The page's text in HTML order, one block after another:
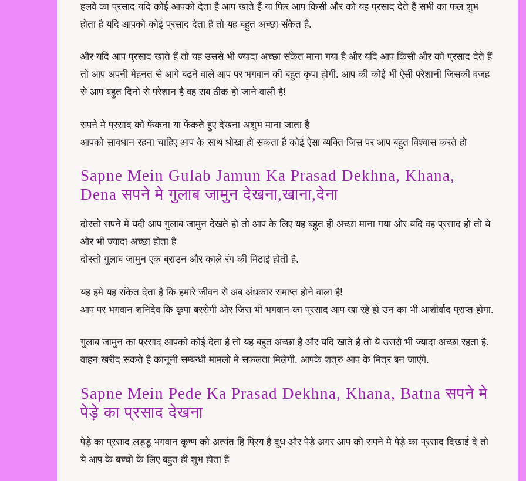
हलवे का प्रसाद यदि कोई आपको देता है आप खाते हैं या फिर आप किसी और को यह प्रसाद देते हैं सभी का फल शुभ
होता है यदि आपको कोई प्रसाद देता है तो यह बहुत अच्छा संकेत है.
और यदि आप प्रसाद खाते हैं तो यह उससे भी ज्यादा अच्छा संकेत माना गया है और यदि आप किसी और को प्रसाद देते हैं
तो आप अपनी मेहनत से आगे बढने वाले आप पर भगवान की बहुत कृपा होगी. आप की कोई भी ऐसी परेशानी जिसकी वजह
से आप बहुत दिनो से परेशान है वह सब ठीक हो जाने वाली है!
सपने मे प्रसाद को फेंकना या फेंकते हुए देखना अशुभ माना जाता है
आपको सावधान रहना चाहिए आप के साथ धोखा हो सकता है कोई ऐसा व्यक्ति जिस पर आप बहुत विश्वास करते हो
Sapne Mein Gulab Jamun Ka Prasad Dekhna, Khana,
Dena सपने मे गुलाब जामुन देखना,खाना,देना
दोस्तो सपने मे यदी आप गुलाब जामुन देखते हो तो आप के लिए यह बहुत ही अच्छा माना गया ओर यदि वह प्रसाद हो तो ये
ओर भी ज्यादा अच्छा होता है
दोस्तो गुलाब जामुन एक ब्राउन और काले रंग की मिठाई होती है.
यह हमे यह संकेत देता है कि हमारे जीवन से अब अंधकार समाप्त होने वाला है!
आप पर भगवान शनिदेव कि कृपा बरसेगी ओर जिस भी भगवान का प्रसाद आप खा रहे हो उन का भी आशीर्वाद प्राप्त होगा.
गुलाब जामुन का प्रसाद आपको कोई देता है तो यह बहुत अच्छा है और यदि खाते है तो ये उससे भी ज्यादा अच्छा रहता है.
वाहन खरीद सकते है कानूनी सम्बन्धी मामलो मे सफलता मिलेगी. आपके शत्रु आप के मित्र बन जाएंगे.
Sapne Mein Pede Ka Prasad Dekhna, Khana, Batna सपने मे
पेड़े का प्रसाद देखना
पेड़े का प्रसाद लड्डू भगवान कृष्ण को अत्यंत हि प्रिय है दूध और पेड़े अगर आप को सपने मे पेड़े का प्रसाद दिखाई दे तो
ये आप के बच्चो के लिए बहुत ही शुभ होता है